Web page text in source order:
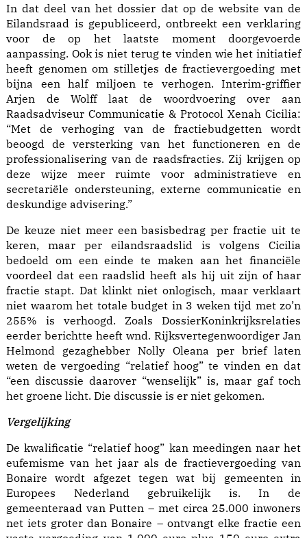
In dat deel van het dossier dat op de website van de
Eilandsraad is gepubliceerd, ontbreekt een verklaring
voor de op het laatste moment doorgevoerde
aanpassing. Ook is niet terug te vinden wie het initiatief
heeft genomen om stilletjes de fractievergoeding met
bijna een half miljoen te verhogen. Interim-griffier
Arjen de Wolff laat de woordvoering over aan
Raadsadviseur Communicatie & Protocol Xenah Cicilia:
“Met de verhoging van de fractiebudgetten wordt
beoogd de versterking van het functioneren en de
professionalisering van de raadsfracties. Zij krijgen op
deze wijze meer ruimte voor administratieve en
secretariële ondersteuning, externe communicatie en
deskundige advisering.”
De keuze niet meer een basisbedrag per fractie uit te
keren, maar per eilandsraadslid is volgens Cicilia
bedoeld om een einde te maken aan het financiële
voordeel dat een raadslid heeft als hij uit zijn of haar
fractie stapt. Dat klinkt niet onlogisch, maar verklaart
niet waarom het totale budget in 3 weken tijd met zo’n
255% is verhoogd. Zoals DossierKoninkrijksrelaties
eerder berichtte heeft wnd. Rijksvertegenwoordiger Jan
Helmond gezaghebber Nolly Oleana per brief laten
weten de vergoeding “relatief hoog” te vinden en dat
“een discussie daarover “wenselijk” is, maar gaf toch
het groene licht. Die discussie is er niet gekomen.
Vergelijking
De kwalificatie “relatief hoog” kan meedingen naar het
eufemisme van het jaar als de fractievergoeding van
Bonaire wordt afgezet tegen wat bij gemeenten in
Europees Nederland gebruikelijk is. In de
gemeenteraad van Putten – met circa 25.000 inwoners
net iets groter dan Bonaire – ontvangt elke fractie een